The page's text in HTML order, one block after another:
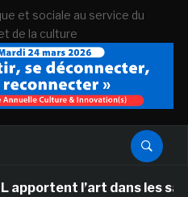
et sociale au service du
de la culture
l’art dans les